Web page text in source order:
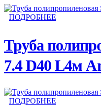
ПОДРОБНЕЕ
Труба
7.4 D40 L4м
ПОДРОБНЕЕ